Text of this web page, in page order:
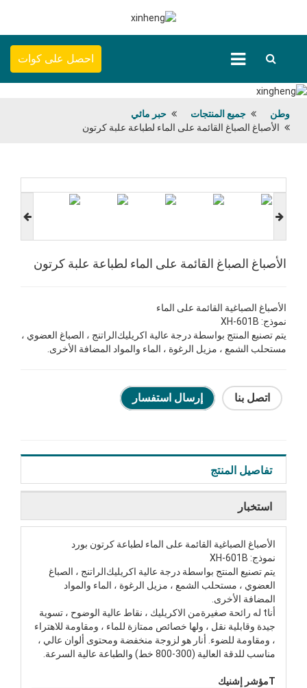
احصل على كوات
وطن جميع المنتجات
حبر مائي
الأصباغ الصباغ القائمة على الماء لطباعة علبة كرتون
الأصباغ الصباغ القائمة على الماء لطباعة علبة كرتون
الأصباغ الصباغية القائمة على الماء
نموذج: XH-601B
يتم تصنيع المنتج بواسطة درجة عالية اكريليكالراتنج ، الصباغ العضوي ،
مستحلب الشمع ، مزيل الرغوة ، الماء والمواد المضافة الأخرى.
اتصل بنا إرسال استفسار
تفاصيل المنتج
استخبار
الأصباغ الصباغية القائمة على الماء لطباعة كرتون بورد
نموذج: XH-601B
يتم تصنيع المنتج بواسطة درجة عالية اكريليكالراتنج ، الصباغ
العضوي ، مستحلب الشمع ، مزيل الرغوة ، الماء والمواد
المضافة الأخرى.
أناt له رائحة صغيرةمن الاكريليك ، نقاط عالية الوضوح ، تسوية
جيدة وقابلية نقل ، ولها خصائص ممتازة للماء ، ومقاومة للاهتراء
، ومقاومة للضوء. أنار هو لزوجة منخفضة ومحتوى ألوان عالي ،
مناسب للدقة العالية (300-800 خط) والطباعة عالية السرعة.
Tمؤشر إشنيك